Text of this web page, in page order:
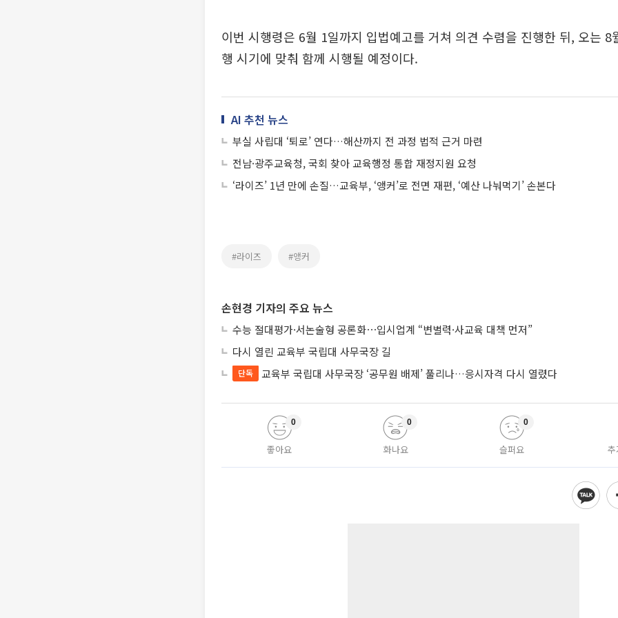
이번 시행령은 6월 1일까지 입법예고를 거쳐 의견 수렴을 진행한 뒤, 오는 8
행 시기에 맞춰 함께 시행될 예정이다.
AI 추천 뉴스
부실 사립대 ‘퇴로’ 연다…해산까지 전 과정 법적 근거 마련
전남·광주교육청, 국회 찾아 교육행정 통합 재정지원 요청
‘라이즈’ 1년 만에 손질…교육부, ‘앵커’로 전면 재편, ‘예산 나눠먹기’ 손본다
#라이즈 #앵커
손현경 기자의 주요 뉴스
수능 절대평가·서논술형 공론화⋯입시업계 “변별력·사교육 대책 먼저”
다시 열린 교육부 국립대 사무국장 길
단독 교육부 국립대 사무국장 ‘공무원 배제’ 풀리나…응시자격 다시 열렸다
좋아요
0
화나요
0
슬퍼요
0